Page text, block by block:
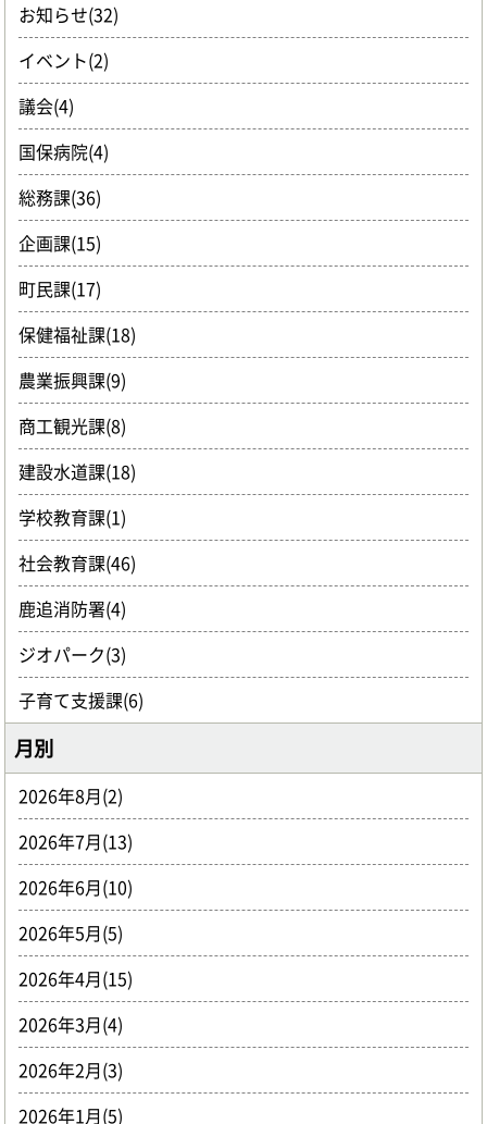
お知らせ(32)
イベント(2)
議会(4)
国保病院(4)
総務課(36)
企画課(15)
町民課(17)
保健福祉課(18)
農業振興課(9)
商工観光課(8)
建設水道課(18)
学校教育課(1)
社会教育課(46)
鹿追消防署(4)
ジオパーク(3)
子育て支援課(6)
月別
2026年8月(2)
2026年7月(13)
2026年6月(10)
2026年5月(5)
2026年4月(15)
2026年3月(4)
2026年2月(3)
2026年1月(5)